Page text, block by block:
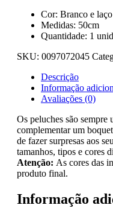
Cor: Branco e
Medidas: 50cm
Quantidade: 1
SKU: 0097072045
Descrição
Informação
Avaliações (0)
Os peluches são sempre
complementar um
de fazer surpresas aos
tamanhos, tipos e cores
Atenção: As cores das
produto final.
Informação